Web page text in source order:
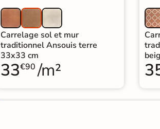
Carrelage sol et mur
traditionnel Ansouis terre
33x33 cm
33€90 /m²